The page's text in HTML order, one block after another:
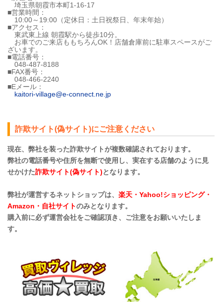
埼玉県朝霞市本町1-16-17
■営業時間：
10:00～19:00（定休日：土日祝祭日、年末年始）
■アクセス：
東武東上線 朝霞駅から徒歩10分。
お車でのご来店ももちろんOK！店舗倉庫前に駐車スペースがご
ざいます。
■電話番号：
048-487-8188
■FAX番号：
048-466-2240
■Eメール：
kaitori-village@e-connect.ne.jp
詐欺サイト(偽サイト)にご注意ください
現在、弊社を装った詐欺サイトが複数確認されております。
弊社の電話番号や住所を無断で使用し、実在する店舗のように見
せかけた詐欺サイト(偽サイト)となります。
弊社が運営するネットショップは、 楽天・Yahoo!ショッピング・
Amazon・自社サイトのみとなります。
購入前に必ず運営会社をご確認頂き、ご注意をお願いいたしま
す。